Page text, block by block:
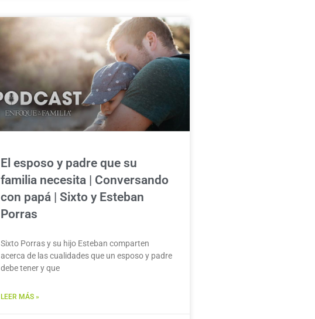
El esposo y padre que su
familia necesita | Conversando
con papá | Sixto y Esteban
Porras
Sixto Porras y su hijo Esteban comparten
acerca de las cualidades que un esposo y padre
debe tener y que
LEER MÁS »